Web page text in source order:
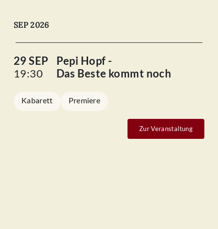
SEP 2026
29 SEP
19:30
Pepi Hopf -
Das Beste kommt noch
Kabarett Premiere
Zur Veranstaltung